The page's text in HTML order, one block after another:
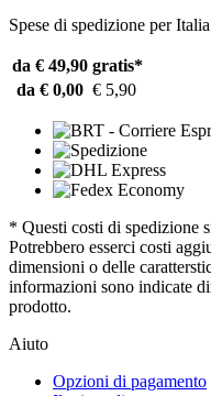
Spese di spedizione per Italia
da € 49,90 gratis*
da € 0,00 € 5,90
* Questi costi di spedizione
Potrebbero esserci costi
dimensioni o delle
informazioni sono indicate
prodotto.
Aiuto
Opzioni di pagamento